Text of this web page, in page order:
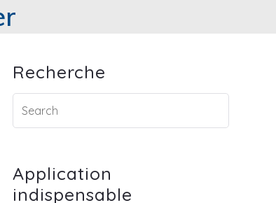
Recherche
Application
indispensable